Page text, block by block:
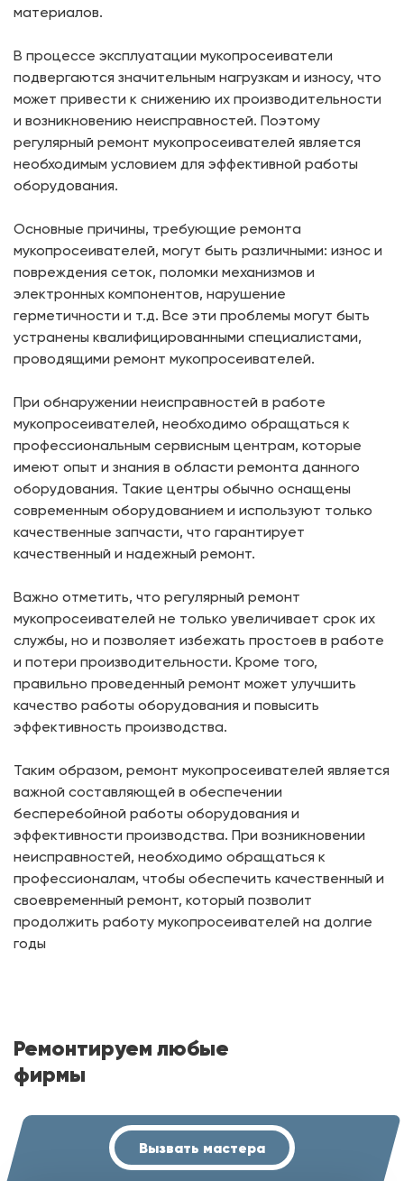
материалов.
В процессе эксплуатации мукопросеиватели
подвергаются значительным нагрузкам и износу, что
может привести к снижению их производительности
и возникновению неисправностей. Поэтому
регулярный ремонт мукопросеивателей является
необходимым условием для эффективной работы
оборудования.
Основные причины, требующие ремонта
мукопросеивателей, могут быть различными: износ и
повреждения сеток, поломки механизмов и
электронных компонентов, нарушение
герметичности и т.д. Все эти проблемы могут быть
устранены квалифицированными специалистами,
проводящими ремонт мукопросеивателей.
При обнаружении неисправностей в работе
мукопросеивателей, необходимо обращаться к
профессиональным сервисным центрам, которые
имеют опыт и знания в области ремонта данного
оборудования. Такие центры обычно оснащены
современным оборудованием и используют только
качественные запчасти, что гарантирует
качественный и надежный ремонт.
Важно отметить, что регулярный ремонт
мукопросеивателей не только увеличивает срок их
службы, но и позволяет избежать простоев в работе
и потери производительности. Кроме того,
правильно проведенный ремонт может улучшить
качество работы оборудования и повысить
эффективность производства.
Таким образом, ремонт мукопросеивателей является
важной составляющей в обеспечении
бесперебойной работы оборудования и
эффективности производства. При возникновении
неисправностей, необходимо обращаться к
профессионалам, чтобы обеспечить качественный и
своевременный ремонт, который позволит
продолжить работу мукопросеивателей на долгие
годы
Ремонтируем любые
фирмы
Вызвать мастера